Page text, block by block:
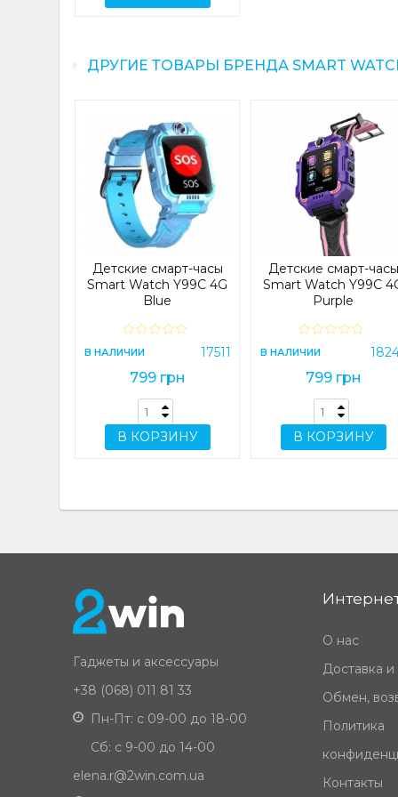
ДРУГИЕ ТОВАРЫ БРЕНДА SMART
Детские смарт-часы
Smart Watch Y99C 4G
Blue
В НАЛИЧИИ 17511
799 грн
В КОРЗИНУ
Детские смарт-часы
Smart Watch Y99C
Purple
В НАЛИЧИИ
799 грн
В КОРЗИНУ
Гаджеты и аксессуары
+38 (068) 011 81 33
Пн-Пт: с 09-00 до 18-00
Сб: с 9-00 до 14-00
elena.r@2win.com.ua
О нас
Доставка и
Обмен,
Политика
Контакты